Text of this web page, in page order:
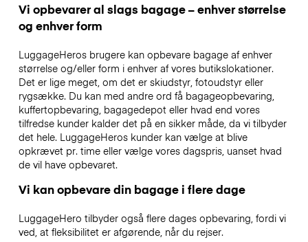
Vi opbevarer al slags bagage – enhver størrelse
og enhver form
LuggageHeros brugere kan opbevare bagage af enhver
størrelse og/eller form i enhver af vores butikslokationer.
Det er lige meget, om det er skiudstyr, fotoudstyr eller
rygsække. Du kan med andre ord få bagageopbevaring,
kuffertopbevaring, bagagedepot eller hvad end vores
tilfredse kunder kalder det på en sikker måde, da vi tilbyder
det hele. LuggageHeros kunder kan vælge at blive
opkrævet pr. time eller vælge vores dagspris, uanset hvad
de vil have opbevaret.
Vi kan opbevare din bagage i flere dage
LuggageHero tilbyder også flere dages opbevaring, fordi vi
ved, at fleksibilitet er afgørende, når du rejser.